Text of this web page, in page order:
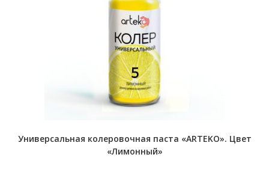
Универсальная колеровочная паста «ARTEKO». Цвет
«Лимонный»